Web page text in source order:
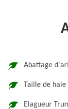
Abattage
Taille de
Elagueur